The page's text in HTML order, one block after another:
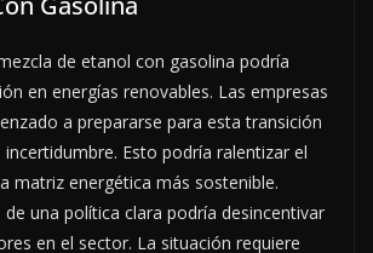
de etanol con gasolina podría
en energías renovables. Las empresas
a prepararse para esta transición
Esto podría ralentizar el
matriz energética más sostenible.
una política clara podría desincentivar
en el sector. La situación requiere